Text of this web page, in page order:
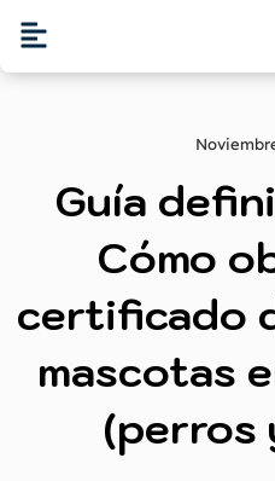
Guía
Cómo
certificado
mascotas
(perros